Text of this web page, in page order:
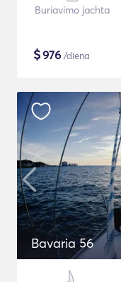
Buriavimo jachta
$976 /diena
Bavaria 56